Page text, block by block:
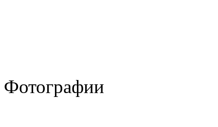
Фотографии